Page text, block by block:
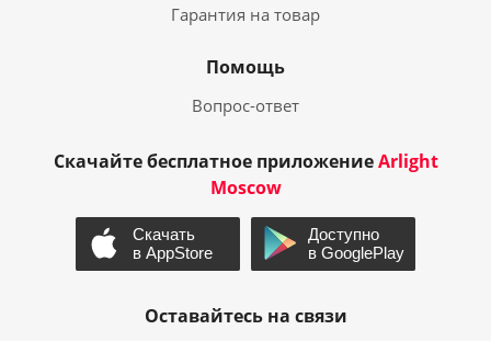
Гарантия на товар
Помощь
Вопрос-ответ
Скачайте бесплатное приложениеArlight
Moscow
Оставайтесь на связи